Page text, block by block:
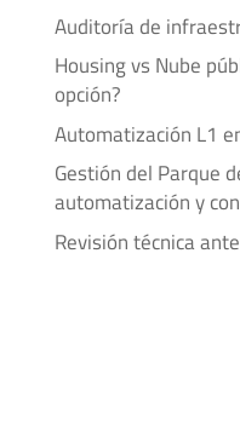
Auditoría de
Housing vs Nube
opción?
Automatización L1
Gestión del Parque
automatización y
Revisión técnica